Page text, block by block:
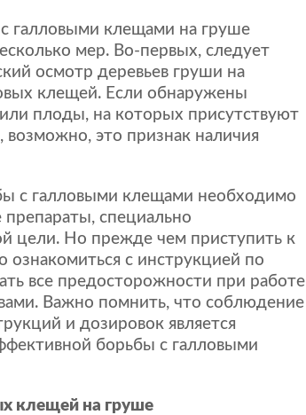
галловыми клещами на груше
мер. Во-первых, следует
осмотр деревьев груши на
клещей. Если обнаружены
плоды, на которых присутствуют
возможно, это признак наличия
с галловыми клещами необходимо
специально
цели. Но прежде чем приступить к
ознакомиться с инструкцией по
все предосторожности при работе
Важно помнить, что соблюдение
и дозировок является
борьбы с галловыми
клещей на груше